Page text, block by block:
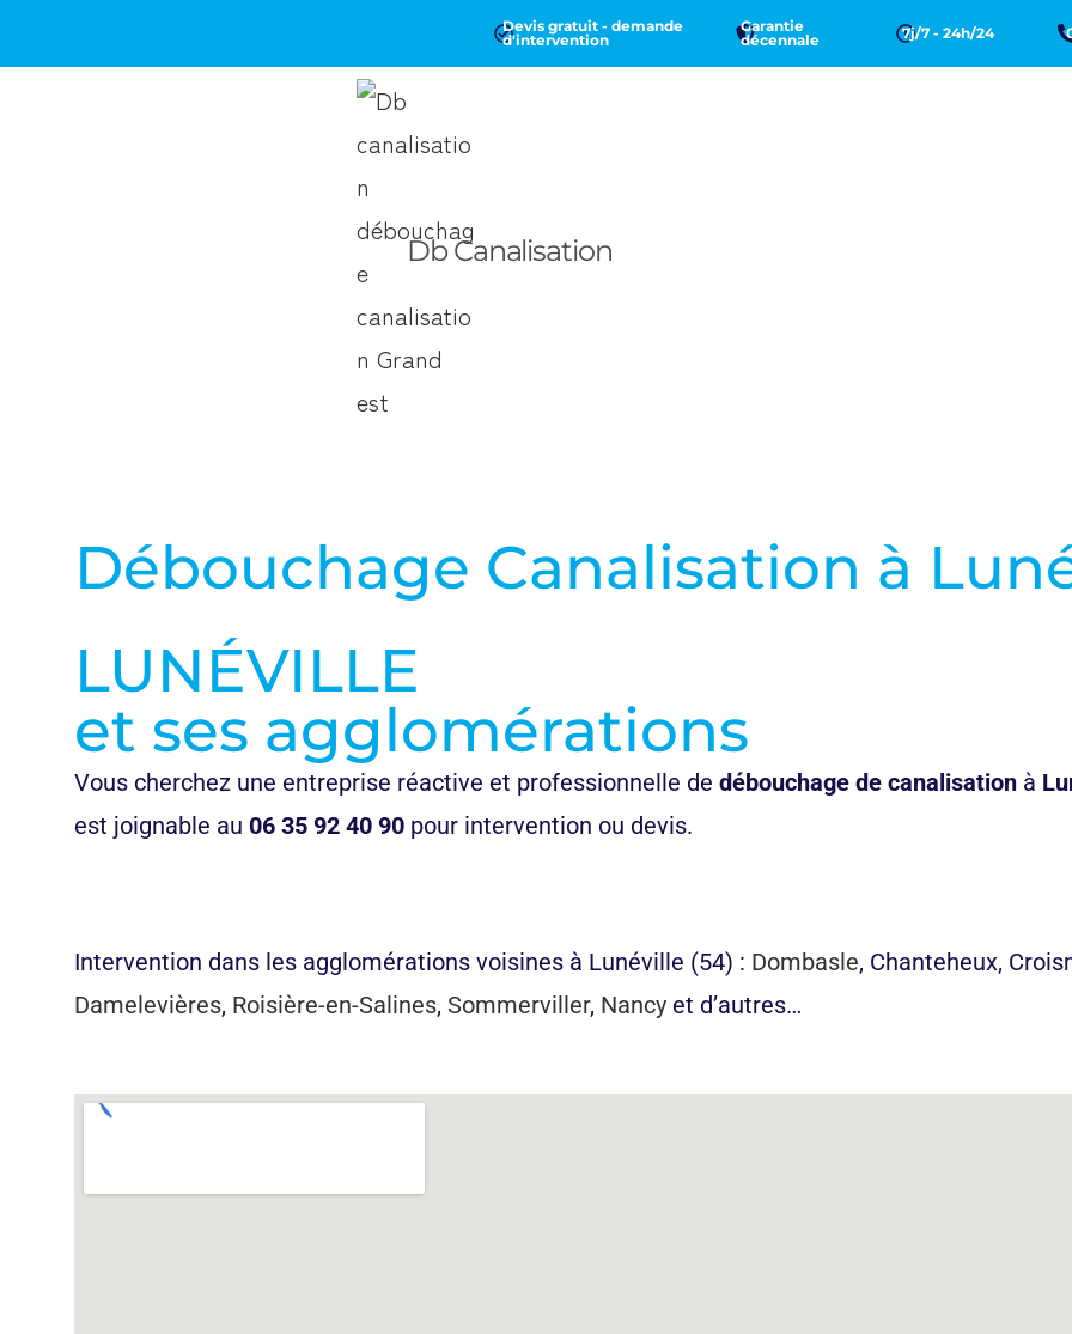
Devis gratuit - demande
d'intervention
Garantie
décennale
7j/7 - 24h/24
Db Canalisation
Débouchage Canalisation à
LUNÉVILLE
et ses agglomérations
Vous cherchez une entreprise réactive et professionnelle de débouchage de canalisation à
est joignable au 06 35 92 40 90 pour intervention ou devis.
Intervention dans les agglomérations voisines à Lunéville (54) : Dombasle, Chanteheux,
Damelevières, Roisière-en-Salines, Sommerviller, Nancy et d’autres…